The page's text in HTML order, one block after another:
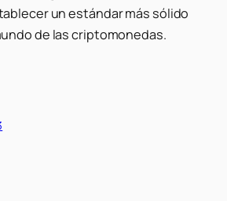
un estándar más sólido
de las criptomonedas.